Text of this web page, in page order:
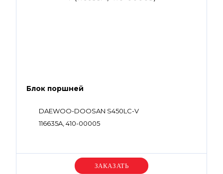
Блок поршней
DAEWOO-DOOSAN S450LC-V
116635A, 410-00005
Уточняйте цену